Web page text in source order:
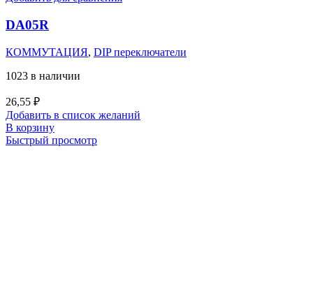
DA05R
КОММУТАЦИЯ, DIP переключатели
1023 в наличии
26,55 ₽
Добавить в список желаний
В корзину
Быстрый просмотр